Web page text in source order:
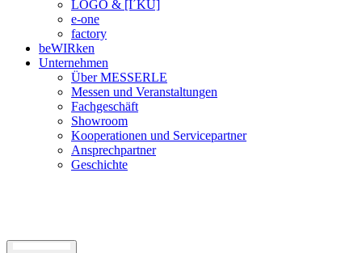
LOGO & [I´KU]
e-one
factory
beWIRken
Unternehmen
Über MESSERLE
Messen und Veranstaltungen
Fachgeschäft
Showroom
Kooperationen und Servicepartner
Ansprechpartner
Geschichte